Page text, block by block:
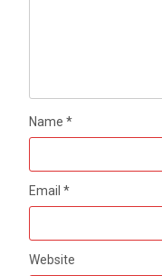
Name*
Email*
Website